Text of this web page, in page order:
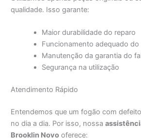
qualidade. Isso garante:
Maior durabilidade do reparo
Funcionamento adequado
Manutenção da garantia do
Segurança na utilização
Atendimento Rápido
Entendemos que um fogão com
no dia a dia. Por isso, nossa
Brooklin Novo oferece: